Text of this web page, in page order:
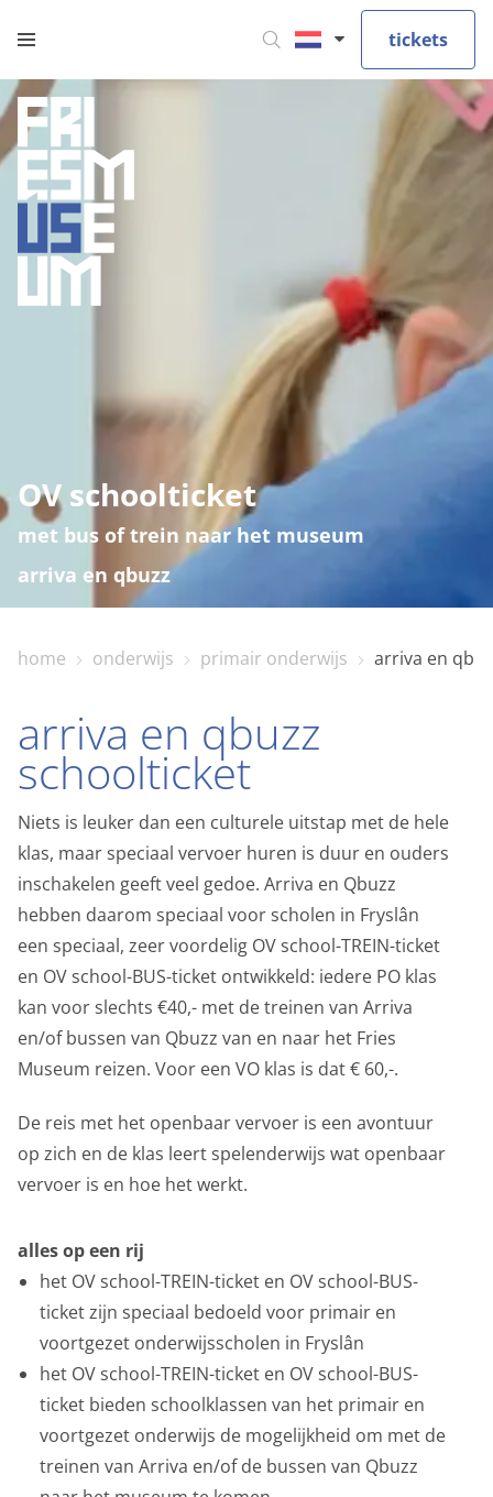
tickets
home
bezoekinfo
te zien en te doen
collectie
onderwijs
over het museum
OV schoolticket
met bus of trein naar het museum
arriva en qbuzz
home onderwijs primair onderwijs arriva en
arriva en qbuzz
schoolticket
Niets is leuker dan een culturele uitstap met de hele
klas, maar speciaal vervoer huren is duur en ouders
inschakelen geeft veel gedoe. Arriva en Qbuzz
hebben daarom speciaal voor scholen in Fryslân
een speciaal, zeer voordelig OV school-TREIN-ticket
en OV school-BUS-ticket ontwikkeld: iedere PO klas
kan voor slechts €40,- met de treinen van Arriva
en/of bussen van Qbuzz van en naar het Fries
Museum reizen. Voor een VO klas is dat € 60,-.
De reis met het openbaar vervoer is een avontuur
op zich en de klas leert spelenderwijs wat openbaar
vervoer is en hoe het werkt.
alles op een rij
het OV school-TREIN-ticket en OV school-BUS-
ticket zijn speciaal bedoeld voor primair en
voortgezet onderwijsscholen in Fryslân
het OV school-TREIN-ticket en OV school-BUS-
ticket bieden schoolklassen van het primair en
voortgezet onderwijs de mogelijkheid om met de
treinen van Arriva en/of de bussen van Qbuzz
Privacy opties
Dankzij cookies hoef je niet steeds dezelfde
informatie in te voeren wanneer je onze site bekijkt.
Ze geven ons ook inzicht hoe je onze site bekijkt. Zo
kunnen wij deze steeds beter maken.
Functionele cookies
Functionele cookies zijn nodig om de website goed te
laten functioneren. Voor het opslaan van de privacy
voorkeur, het maken van een boeking en dergelijke
Functionele cookies
Analytische cookies
informatie gebruiken we om onze sites elke dag weer
een beetje beter te maken. Het bezoekgedrag wordt
anoniem in beeld gebracht. Maakt opslag mogelijk die
de functionaliteit van de website of app ondersteunt,
bijvoorbeeld taalinstellingen. Maakt opslag mogelijk,
zoals cookies (web) of apparaatidentificatoren (apps),
gerelateerd aan analyse, bijvoorbeeld bezoekduur.
Analytische cookies